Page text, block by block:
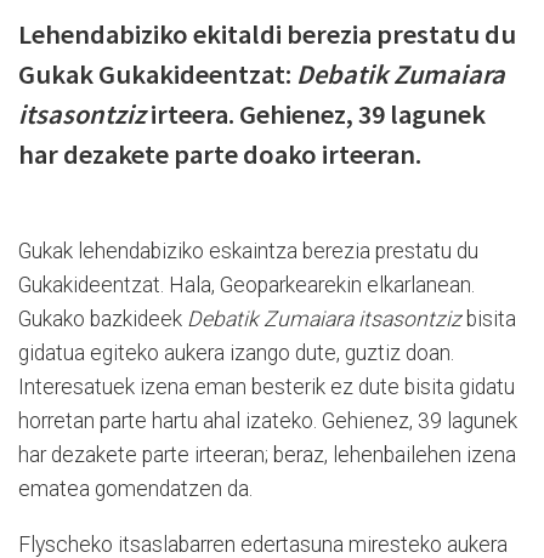
Lehendabiziko ekitaldi berezia prestatu du
Gukak Gukakideentzat: Debatik Zumaiara
itsasontzizirteera. Gehienez, 39 lagunek
har dezakete parte doako irteeran.
Gukak lehendabiziko eskaintza berezia prestatu du
Gukakideentzat. Hala, Geoparkearekin elkarlanean.
Gukako bazkideek Debatik Zumaiara itsasontzizbisita
gidatua egiteko aukera izango dute, guztiz doan.
Interesatuek izena eman besterik ez dute bisita gidatu
horretan parte hartu ahal izateko. Gehienez, 39 lagunek
har dezakete parte irteeran; beraz, lehenbailehen izena
ematea gomendatzen da.
Flyscheko itsaslabarren edertasuna miresteko aukera